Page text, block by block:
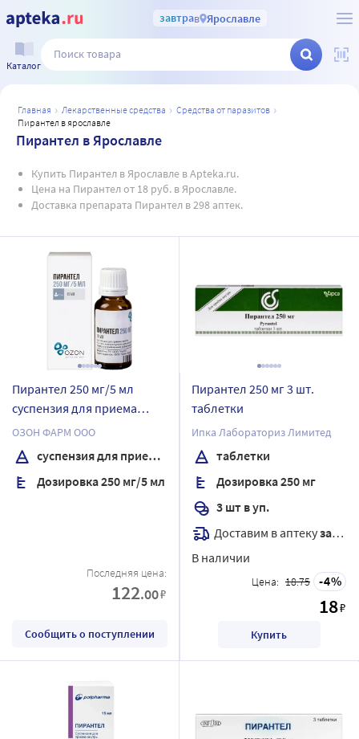
завтрав Ярославле
Каталог
главная лекарственные средства
средства от паразитов
пирантел в ярославле
Пирантел в Ярославле
Купить Пирантел в Ярославле в Apteka.ru.
Цена на Пирантел от 18 руб. в Ярославле.
Доставка препарата Пирантел в 298 аптек.
Пирантел 250 мг/5 мл
суспензия для приема
внутрь 15 мл
ОЗОН ФАРМ ООО
суспензия для приема внутрь
Дозировка 250 мг/5 мл
Последняя цена:
122.00₽
Сообщить о поступлении
Пирантел 250 мг 3 шт.
таблетки
Ипка Лабораториз Лимитед
таблетки
Дозировка 250 мг
3 шт в уп.
Доставим в аптекузавтра
В наличии
Цена: 18.75 4
18₽
Купить